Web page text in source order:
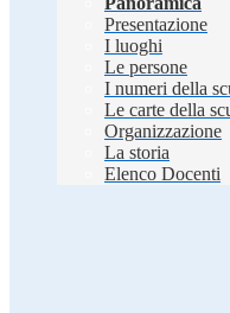
Presentazione
I luoghi
Le persone
I numeri della
Le carte della
Organizzazione
La storia
Elenco Docenti